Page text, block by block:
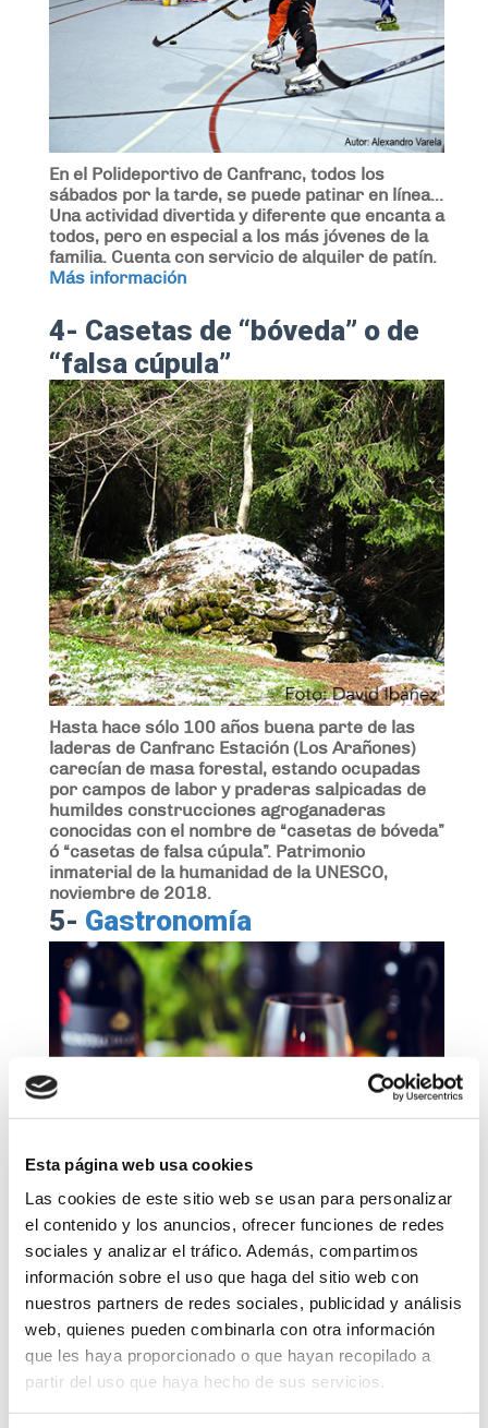
Esta página web usa cookies
Las cookies de este sitio web se usan para personalizar
el contenido y los anuncios, ofrecer funciones de redes
sociales y analizar el tráfico. Además, compartimos
información sobre el uso que haga del sitio web con
nuestros partners de redes sociales, publicidad y análisis
web, quienes pueden combinarla con otra información
que les haya proporcionado o que hayan recopilado a
partir del uso que haya hecho de sus servicios.
En el Polideportivo de Canfranc, todos los
sábados por la tarde, se puede patinar en línea...
Una actividad divertida y diferente que encanta a
todos, pero en especial a los más jóvenes de la
familia. Cuenta con servicio de alquiler de patín.
Más información
4- Casetas de “bóveda” o de
“falsa cúpula”
Hasta hace sólo 100 años buena parte de las
laderas de Canfranc Estación (Los Arañones)
carecían de masa forestal, estando ocupadas
por campos de labor y praderas salpicadas de
humildes construcciones agroganaderas
conocidas con el nombre de “casetas de bóveda”
ó “casetas de falsa cúpula”. Patrimonio
inmaterial de la humanidad de la UNESCO,
noviembre de 2018.
5- Gastronomía
Tras el paseo, nada mejor que visitar losbares y
restaurantes de la población, con menús, platos,
tapas y bocadillos para todos los gustos
(también con especial atención a las personas
con intolerancias). Además, con la entrada
completa de la Estación podréis disfrutar de
descuentos en algunos de los establecimientos